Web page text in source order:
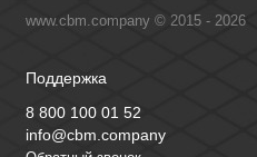
www.cbm.company © 2015 - 2026
Поддержка
8 800 100 01 52
info@cbm.company